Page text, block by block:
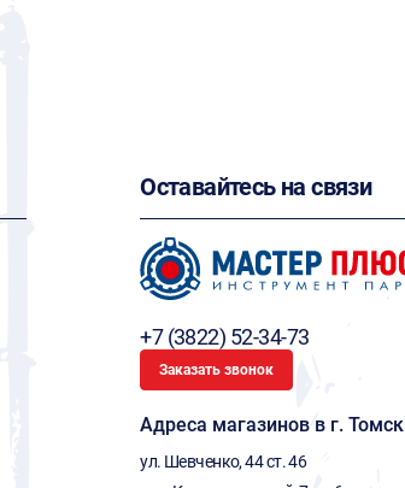
Оставайтесь на связи
+7 (3822) 52-34-73
Заказать звонок
Адреса магазинов в г. Томск
ул. Шевченко, 44 ст. 46